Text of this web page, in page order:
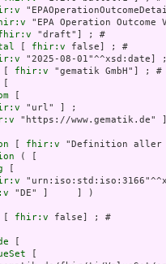
"EPA Operation
"draft"] ; #
[ fhir:v false] ; #
"2025-08-
[ fhir:v "gematik GmbH"] ;
[
"https://
[ fhir:v "Definition aller
( [
"DE" ]     ] )
[ fhir:v false] ; #
[